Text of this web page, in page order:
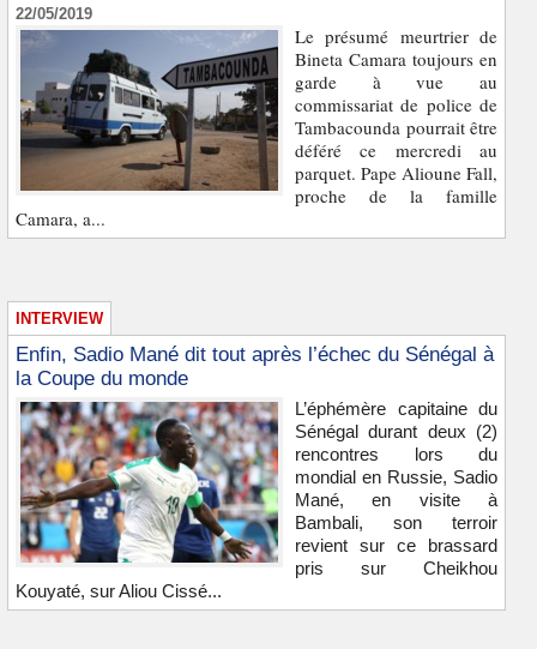
22/05/2019
Le présumé meurtrier de
Bineta Camara toujours en
garde à vue au
commissariat de police de
Tambacounda pourrait être
déféré ce mercredi au
parquet. Pape Alioune Fall,
proche de la famille
Camara, a...
INTERVIEW
Enfin, Sadio Mané dit tout après l’échec du Sénégal à
la Coupe du monde
L’éphémère capitaine du
Sénégal durant deux (2)
rencontres lors du
mondial en Russie, Sadio
Mané, en visite à
Bambali, son terroir
revient sur ce brassard
pris sur Cheikhou
Kouyaté, sur Aliou Cissé...